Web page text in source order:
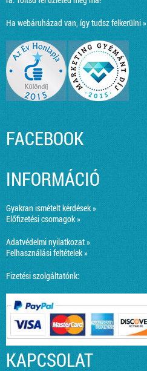
Ha webáruházad van, így tudsz felkerülni »
FACEBOOK
INFORMÁCIÓ
Gyakran ismételt kérdések »
Előfizetési csomagok »
Adatvédelmi nyilatkozat »
Felhasználási feltételek »
Fizetési szolgáltatónk:
KAPCSOLAT